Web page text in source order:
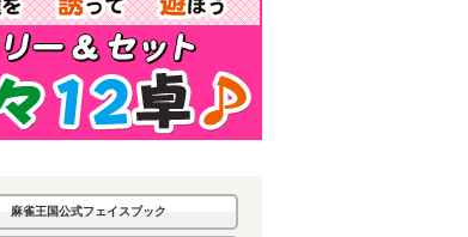
麻雀王国公式フェイスブック